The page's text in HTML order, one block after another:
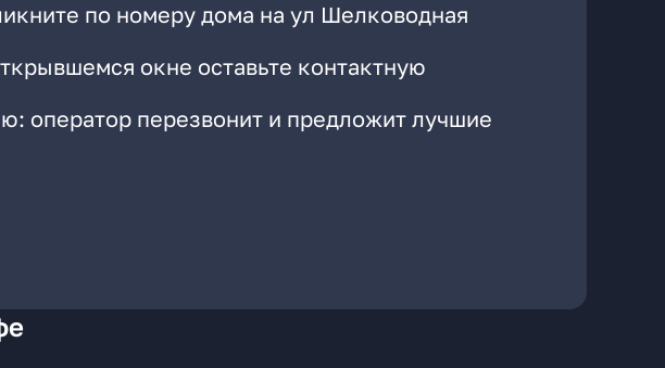
по номеру дома на ул Шелководная
окне оставьте контактную
оператор перезвонит и предложит лучшие